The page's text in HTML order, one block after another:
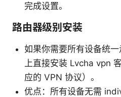
完成设置。
路由器级别安装
如果你需要所有设备统
上直接安装 Lvcha vpn
应的 VPN 协议）。
优点：所有设备无需